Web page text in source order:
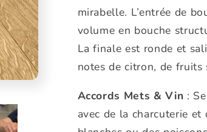
mirabelle. L’entrée de
volume en bouche
La finale est ronde et
notes de citron, de fruits
Accords Mets & Vin :
avec de la charcuterie